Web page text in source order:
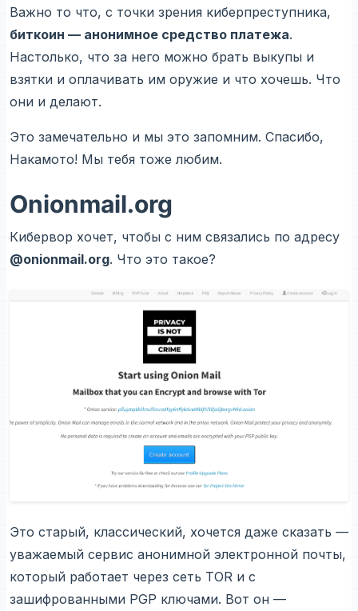
Важно то что, с точки зрения киберпреступника,
биткоин — анонимное средство платежа.
Настолько, что за него можно брать выкупы и
взятки и оплачивать им оружие и что хочешь. Что
они и делают.
Это замечательно и мы это запомним. Спасибо,
Накамото! Мы тебя тоже любим.
Onionmail.org
Кибервор хочет, чтобы с ним связались по адресу
@onionmail.org. Что это такое?
Это старый, классический, хочется даже сказать —
уважаемый сервис анонимной электронной почты,
который работает через сеть TOR и с
зашифрованными PGP ключами. Вот он —